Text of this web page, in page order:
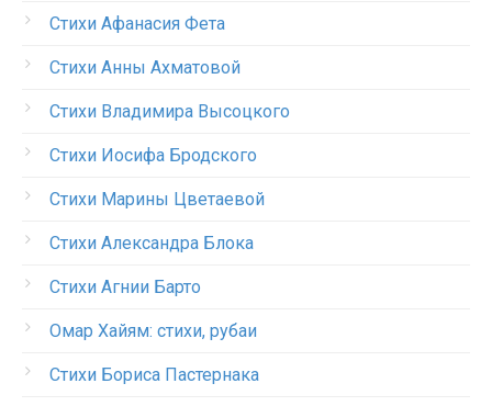
Стихи Афанасия Фета
Стихи Анны Ахматовой
Стихи Владимира Высоцкого
Стихи Иосифа Бродского
Стихи Марины Цветаевой
Стихи Александра Блока
Стихи Агнии Барто
Омар Хайям: стихи, рубаи
Стихи Бориса Пастернака